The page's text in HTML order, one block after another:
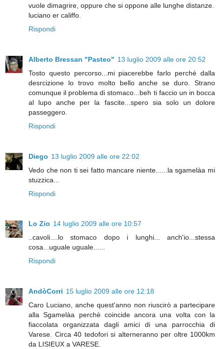
vuole dimagrire, oppure che si oppone alle lunghe distanze.
luciano er califfo.
Rispondi
Alberto Bressan "Pasteo" 13 luglio 2009 alle ore 20:52
Tosto questo percorso...mi piacerebbe farlo perché dalla
desrcizione lo trovo molto bello anche se duro. Strano
comunque il problema di stomaco...beh ti faccio un in bocca
al lupo anche per la fascite...spero sia solo un dolore
passeggero.
Rispondi
Diego 13 luglio 2009 alle ore 22:02
Vedo che non ti sei fatto mancare niente......la sgamelàa mi
stuzzica...
Rispondi
Lo Zio 14 luglio 2009 alle ore 10:57
..cavoli....lo stomaco dopo i lunghi... anch'io...stessa
cosa...uguale uguale......
Rispondi
AndòCorri 15 luglio 2009 alle ore 12:18
Caro Luciano, anche quest'anno non riuscirò a partecipare
alla Sgamelàa perchè coincide ancora una volta con la
fiaccolata organizzata dagli amici di una parrocchia di
Varese. Circa 40 tedofori si alterneranno per oltre 1000km
da LISIEUX a VARESE.